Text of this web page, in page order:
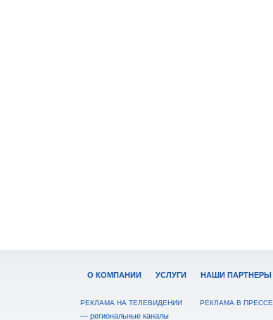
О КОМПАНИИ УСЛУГИ НАШИ ПАРТНЕРЫ
РЕКЛАМА НА ТЕЛЕВИДЕНИИ
— региональные каналы
РЕКЛАМА В ПРЕССЕ